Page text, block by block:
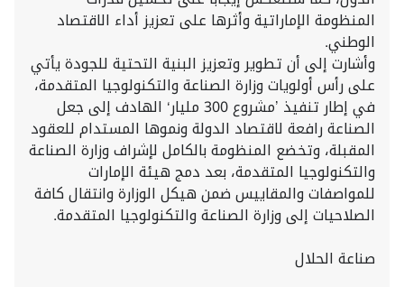
المنظومة الإماراتية وأثرها على تعزيز أداء الاقتصاد
الوطني.
وأشارت إلى أن تطوير وتعزيز البنية التحتية للجودة يأتي
على رأس أولويات وزارة الصناعة والتكنولوجيا المتقدمة،
في إطار تنفيذ ’مشروع 300 مليار‘ الهادف إلى جعل
الصناعة رافعة لاقتصاد الدولة ونموها المستدام للعقود
المقبلة، وتخضع المنظومة بالكامل لإشراف وزارة الصناعة
والتكنولوجيا المتقدمة، بعد دمج هيئة الإمارات
للمواصفات والمقاييس ضمن هيكل الوزارة وانتقال كافة
الصلاحيات إلى وزارة الصناعة والتكنولوجيا المتقدمة.
صناعة الحلال